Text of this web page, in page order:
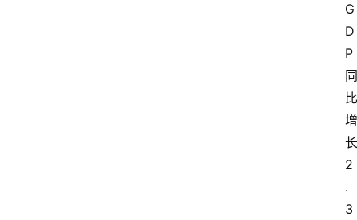
G
D
P
同
比
增
长
2
.
3